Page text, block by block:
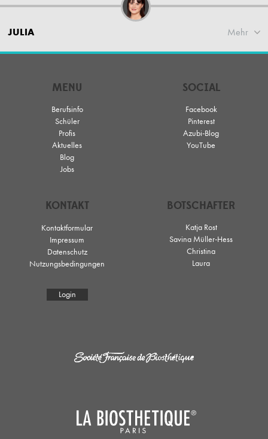
JULIA Mehr
MENU
Berufsinfo
Schüler
Profis
Aktuelles
Blog
Jobs
SOCIAL
Facebook
Pinterest
Azubi-Blog
YouTube
KONTAKT
Kontaktformular
Impressum
Datenschutz
Nutzungsbedingungen
Login
BOTSCHAFTER
Katja Rost
Savina Müller-Hess
Christina
Laura